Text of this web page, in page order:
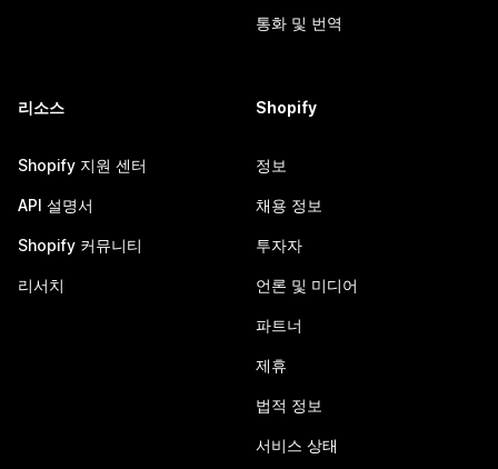
통화 및 번역
리소스
Shopify 지원 센터
API 설명서
Shopify 커뮤니티
리서치
Shopify
정보
채용 정보
투자자
언론 및 미디어
파트너
제휴
법적 정보
서비스 상태